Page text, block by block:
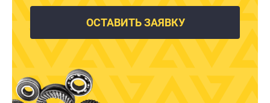
ОСТАВИТЬ ЗАЯВКУ